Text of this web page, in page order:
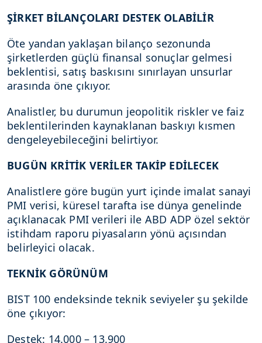
ŞİRKET BİLANÇOLARI DESTEK OLABİLİR
Öte yandan yaklaşan bilanço sezonunda
şirketlerden güçlü finansal sonuçlar gelmesi
beklentisi, satış baskısını sınırlayan unsurlar
arasında öne çıkıyor.
Analistler, bu durumun jeopolitik riskler ve faiz
beklentilerinden kaynaklanan baskıyı kısmen
dengeleyebileceğini belirtiyor.
BUGÜN KRİTİK VERİLER TAKİP EDİLECEK
Analistlere göre bugün yurt içinde imalat sanayi
PMI verisi, küresel tarafta ise dünya genelinde
açıklanacak PMI verileri ile ABD ADP özel sektör
istihdam raporu piyasaların yönü açısından
belirleyici olacak.
TEKNİK GÖRÜNÜM
BIST 100 endeksinde teknik seviyeler şu şekilde
öne çıkıyor:
Destek: 14.000 – 13.900